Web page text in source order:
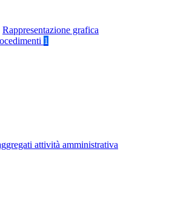
Rappresentazione grafica
1
attività amministrativa